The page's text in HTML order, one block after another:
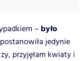
– było
jedynie
przyjęłam kwiaty i